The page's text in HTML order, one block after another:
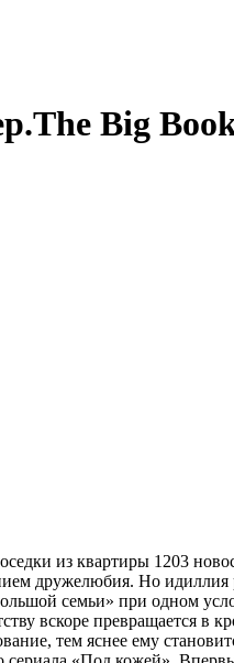
Big
из квартиры 1203
дружелюбия. Но идиллия
семьи» при одном
вскоре превращается в
тем яснее ему